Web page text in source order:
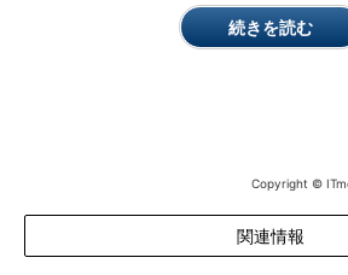
続きを読む
Copyright ©
関連情報